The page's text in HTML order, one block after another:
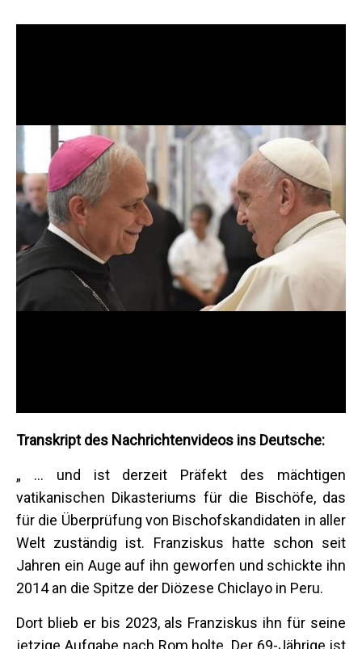
Transkript des Nachrichtenvideos ins Deutsche:
„ … und ist derzeit Präfekt des mächtigen
vatikanischen Dikasteriums für die Bischöfe, das
für die Überprüfung von Bischofskandidaten in aller
Welt zuständig ist. Franziskus hatte schon seit
Jahren ein Auge auf ihn geworfen und schickte ihn
2014 an die Spitze der Diözese Chiclayo in Peru.
Dort blieb er bis 2023, als Franziskus ihn für seine
jetzige Aufgabe nach Rom holte. Der 69-Jährige ist